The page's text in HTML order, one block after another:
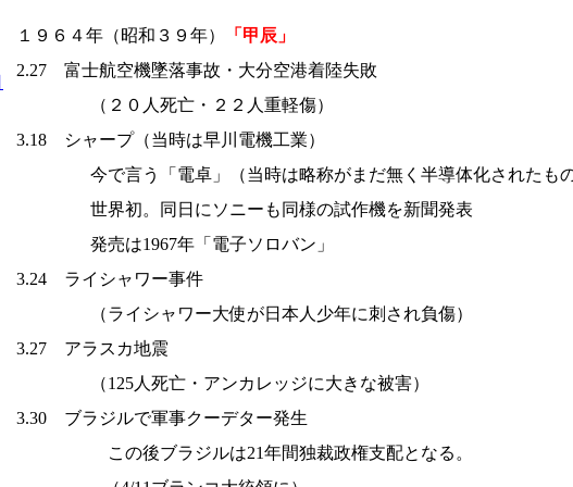
１９６４年（昭和３９年）
「甲辰」
2.27 富士航空機墜落事故・大分空港着陸失敗
（２０人死亡・２２人重軽傷）
3.18 シャープ（当時は早川電機工業）
今で言う「電卓」（当時は略称がまだ無く半導体化されたも
世界初。同日にソニーも同様の試作機を新聞発表
発売は1967年「電子ソロバン」
3.24 ライシャワー事件
（ライシャワー大使が日本人少年に刺され負傷）
3.27 アラスカ地震
（125人死亡・アンカレッジに大きな被害）
3.30 ブラジルで軍事クーデター発生
この後ブラジルは21年間独裁政権支配となる。